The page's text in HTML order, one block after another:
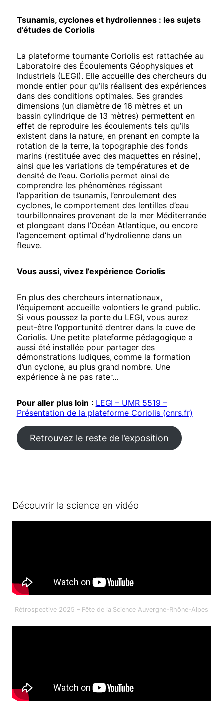
Tsunamis, cyclones et hydroliennes : les sujets
d’études de Coriolis
La plateforme tournante Coriolis est rattachée au
Laboratoire des Écoulements Géophysiques et
Industriels (LEGI). Elle accueille des chercheurs du
monde entier pour qu’ils réalisent des expériences
dans des conditions optimales. Ses grandes
dimensions (un diamètre de 16 mètres et un
bassin cylindrique de 13 mètres) permettent en
effet de reproduire les écoulements tels qu’ils
existent dans la nature, en prenant en compte la
rotation de la terre, la topographie des fonds
marins (restituée avec des maquettes en résine),
ainsi que les variations de températures et de
densité de l’eau. Coriolis permet ainsi de
comprendre les phénomènes régissant
l’apparition de tsunamis, l’enroulement des
cyclones, le comportement des lentilles d’eau
tourbillonnaires provenant de la mer Méditerranée
et plongeant dans l’Océan Atlantique, ou encore
l’agencement optimal d’hydrolienne dans un
fleuve.
Vous aussi, vivez l’expérience Coriolis
En plus des chercheurs internationaux,
l’équipement accueille volontiers le grand public.
Si vous poussez la porte du LEGI, vous aurez
peut-être l’opportunité d’entrer dans la cuve de
Coriolis. Une petite plateforme pédagogique a
aussi été installée pour partager des
démonstrations ludiques, comme la formation
d’un cyclone, au plus grand nombre. Une
expérience à ne pas rater…
Pour aller plus loin : LEGI – UMR 5519 –
Présentation de la plateforme Coriolis (cnrs.fr)
Retrouvez le reste de l’exposition
Découvrir la science en vidéo
Rétrospective 2025 – Fête de la Science Auvergne-Rhône-Alpes